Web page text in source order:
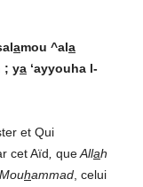
amou ^ala
; ya ‘ayyouha l-
et Qui
cet Aïd queAllah
Mouhammad , celui